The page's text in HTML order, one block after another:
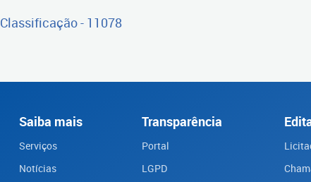
Classificação - 11078
Saiba mais
Serviços
Notícias
Transparência
Portal
LGPD